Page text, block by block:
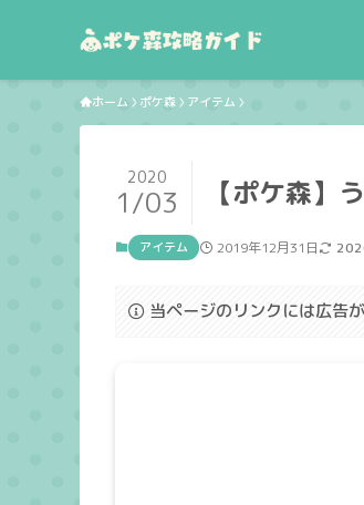
ホーム ポケ森 アイテム
【ポケ森】
2020
1/03
アイテム 2019年12月31日
当ページのリンクには広告